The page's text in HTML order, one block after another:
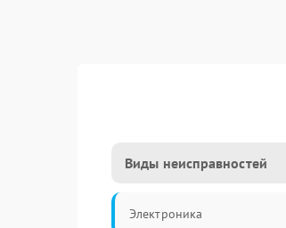
Виды неисправностей
Электроника